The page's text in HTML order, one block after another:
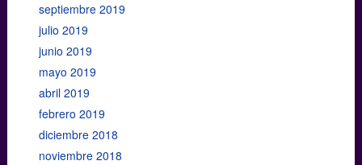
septiembre 2019
julio 2019
junio 2019
mayo 2019
abril 2019
febrero 2019
diciembre 2018
noviembre 2018